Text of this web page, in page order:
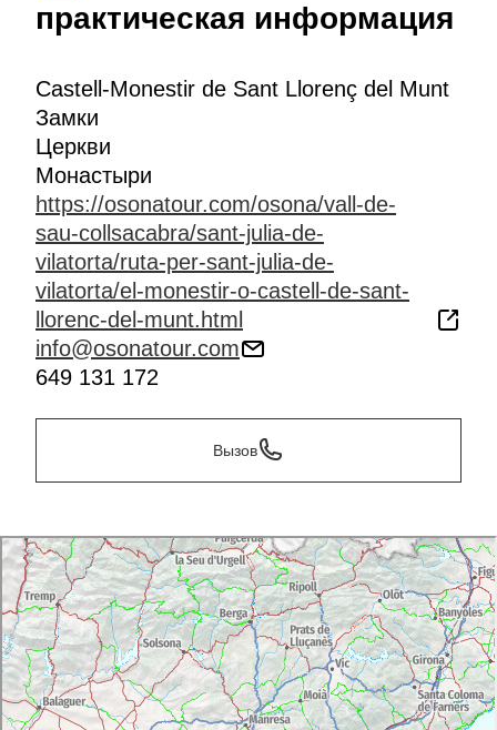
практическая информация
Castell-Monestir de Sant Llorenç del Munt
Замки
Церкви
Монастыри
https://osonatour.com/osona/vall-de-
sau-collsacabra/sant-julia-de-
vilatorta/ruta-per-sant-julia-de-
vilatorta/el-monestir-o-castell-de-sant-
llorenc-del-munt.html
info@osonatour.com
649 131 172
Вызов